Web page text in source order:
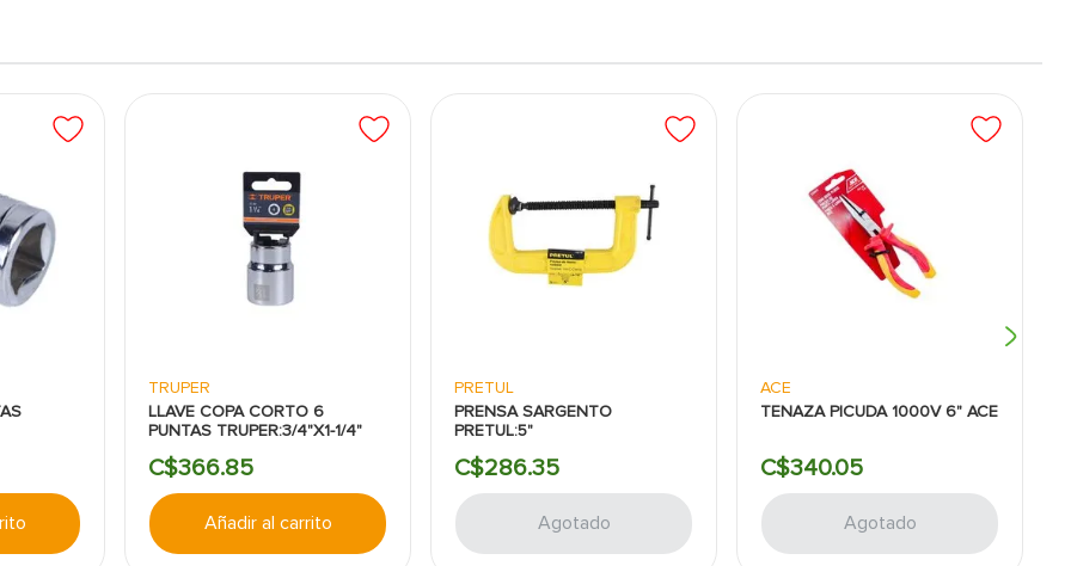
permite un uso prolongado sin deformaciones ni
la fuerza, minimizando el desgaste de los
mantenimiento industrial y tareas que
TRUPER
LLAVE COPA CORTO 6
PUNTAS TRUPER:3/4"X1-1/4"
C$366.85
Añadir al carrito
PRETUL
PRENSA SARGENTO
PRETUL:5"
C$286.35
Agotado
ACE
TENAZA PICUDA 1000V 6" ACE
C$340.05
Agotado